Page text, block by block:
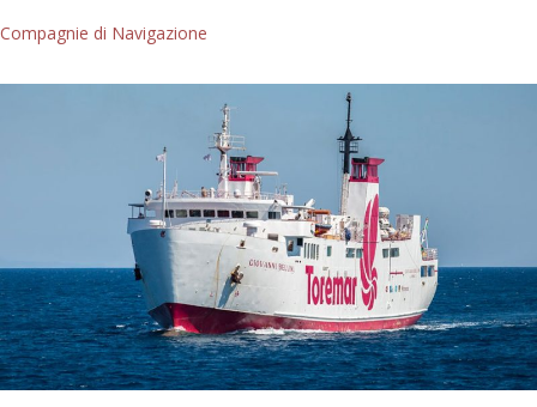
Compagnie di Navigazione